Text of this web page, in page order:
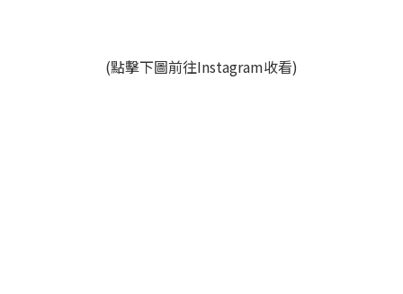
(點擊下圖前往Instagram收看)